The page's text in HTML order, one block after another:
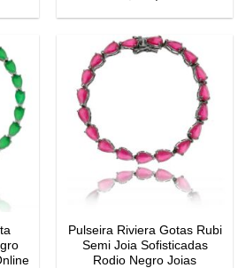
Pulseira Riviera Gotas Rubi
Semi Joia Sofisticadas
Rodio Negro Joias